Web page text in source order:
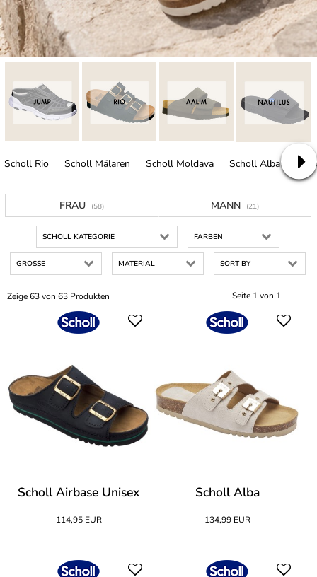
Scholl Rio Scholl Mälaren Scholl Moldava Scholl Alba
FRAU (58) MANN (21)
SCHOLL KATEGORIE FARBEN
GRÖSSE MATERIAL SORT BY
Seite 1 von 1
Zeige 63 von 63 Produkten
Scholl Airbase Unisex
114,95 EUR
Scholl Alba
134,99 EUR